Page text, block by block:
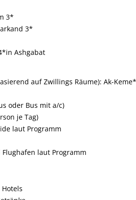
3*
3*
Ashgabat
auf Zwillings Räume): Ak-
oder Bus mit a/c)
je Tag)
laut Programm
laut Programm